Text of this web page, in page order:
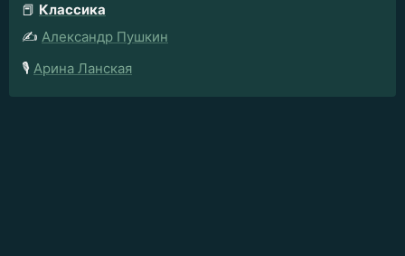
📕 Классика
✍️ Александр Пушкин
🎙️ Арина Ланская